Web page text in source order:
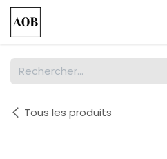
Se rendre au contenu
Tous les produits